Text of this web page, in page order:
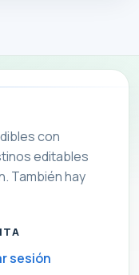
con
editables
También hay
sesión